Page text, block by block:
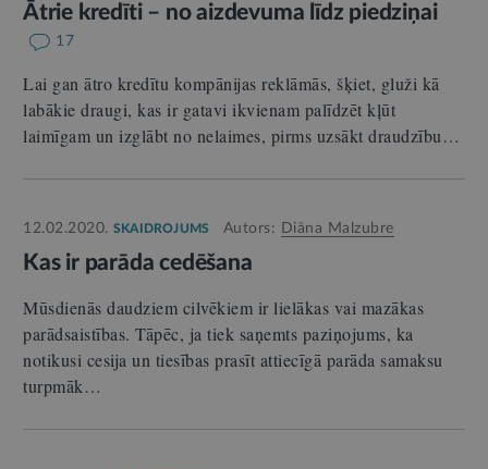
Ātrie kredīti – no aizdevuma līdz piedziņai
17
Lai gan ātro kredītu kompānijas reklāmās, šķiet, gluži kā
labākie draugi, kas ir gatavi ikvienam palīdzēt kļūt
laimīgam un izglābt no nelaimes, pirms uzsākt draudzību…
12.02.2020. SKAIDROJUMS Autors: Diāna Malzubre
Kas ir parāda cedēšana
Mūsdienās daudziem cilvēkiem ir lielākas vai mazākas
parādsaistības. Tāpēc, ja tiek saņemts paziņojums, ka
notikusi cesija un tiesības prasīt attiecīgā parāda samaksu
turpmāk…